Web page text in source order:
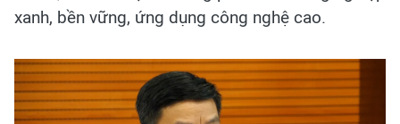
xanh, bền vững, ứng dụng công nghệ cao.